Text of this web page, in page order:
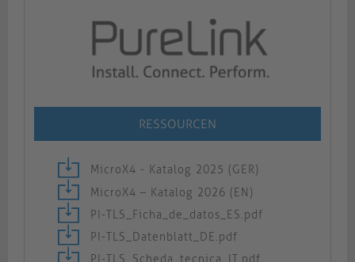
RESSOURCEN
MicroX4 - Katalog 2025 (GER)
MicroX4 – Katalog 2026 (EN)
PI-TLS_Ficha_de_datos_ES.pdf
PI-TLS_Datenblatt_DE.pdf